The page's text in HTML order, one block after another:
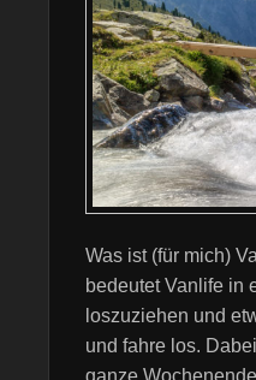
Was ist (für mich)
bedeutet Vanlife in
loszuziehen und
und fahre los.
ganze